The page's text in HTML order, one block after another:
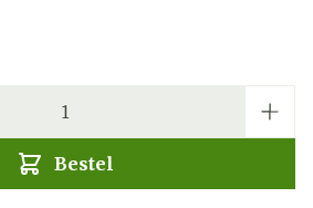
Bestel